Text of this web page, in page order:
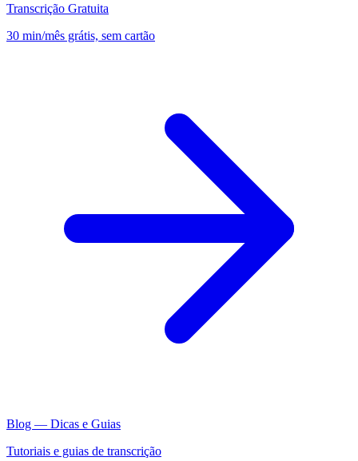
Transcrição Gratuita
30 min/mês grátis, sem cartão
Blog — Dicas e Guias
Tutoriais e guias de transcrição